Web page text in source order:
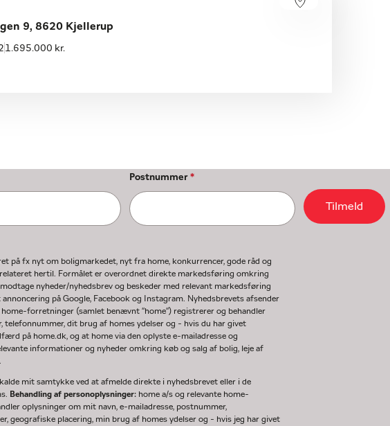
9, 8620 Kjellerup
1.695.000 kr.
Postnummer*
Tilmeld
på fx nyt om boligmarkedet, nyt fra home, konkurrencer, gode råd og
hertil. Formålet er overordnet direkte markedsføring omkring
nyheder/nyhedsbrev og beskeder med relevant markedsføring
på Google, Facebook og Instagram. Nyhedsbrevets afsender
forretninger (samlet benævnt "home") registrerer og behandler
telefonnummer, dit brug af homes ydelser og - hvis du har givet
på home.dk, og at home via den oplyste e-mailadresse og
informationer og nyheder omkring køb og salg af bolig, leje af
mit samtykke ved at afmelde direkte i nyhedsbrevet eller i de
Behandling af personoplysninger: home a/s og relevante home-
oplysninger om mit navn, e-mailadresse, postnummer,
geografiske placering, min brug af homes ydelser og - hvis jeg har givet